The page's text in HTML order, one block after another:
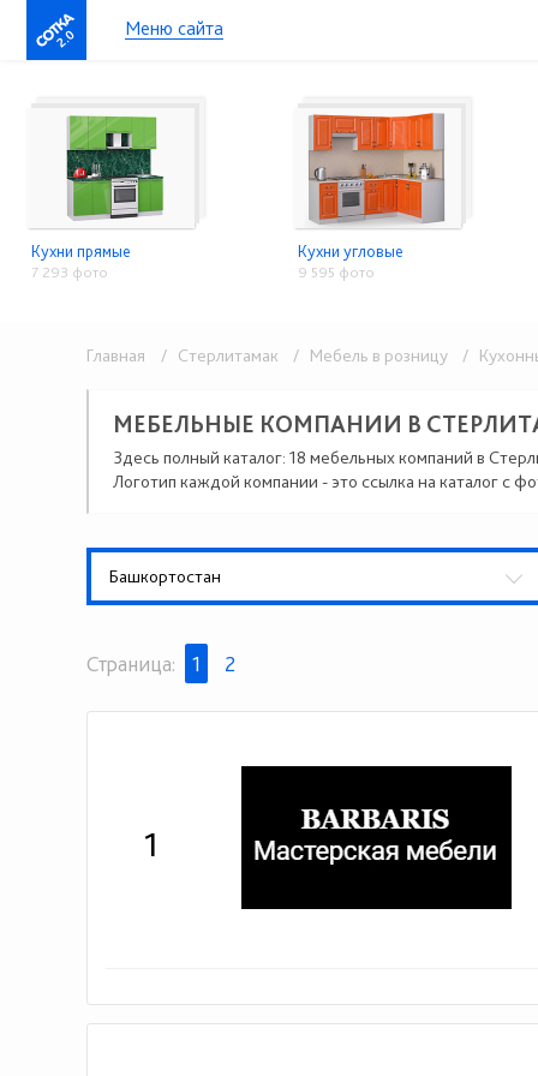
2.0 Меню сайта
Кухни прямые
7 293 фото
Кухни угловые
9 595 фото
Главная / Стерлитамак / Мебель в розницу /
МЕБЕЛЬНЫЕ КОМПАНИИ В
Здесь полный каталог: 18 мебельных компаний в
Логотип каждой компании - это ссылка на каталог с
Башкортостан
Страница: 1 2
1